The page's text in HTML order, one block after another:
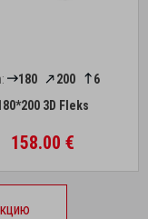
180 200
6
3D Fleks
158.00 €